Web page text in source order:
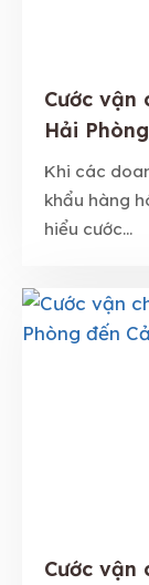
Cước vận
Hải
Khi các
khẩu hàng
hiểu cước...
Cước vận